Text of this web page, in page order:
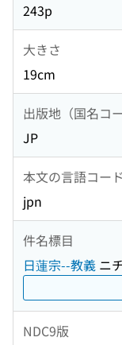
243p
大きさ
19cm
出版地（国名コー
JP
本文の言語コード
jpn
件名標目
日蓮宗--教義 ニ
NDC9版